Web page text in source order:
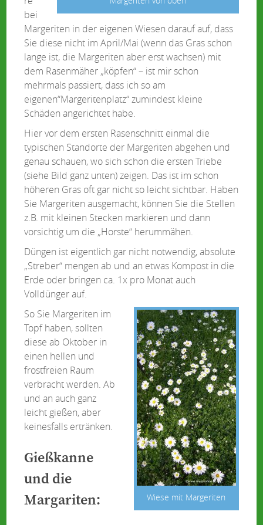
bei
Margeriten in der eigenen Wiesen darauf auf, dass
Sie diese nicht im April/Mai (wenn das Gras schon
lange ist, die Margeriten aber erst wachsen) mit
dem Rasenmäher „köpfen“ – ist mir schon
mehrmals passiert, dass ich so am
eigenen“Margeritenplatz“ zumindest kleine
Schäden angerichtet habe.
Hier vor dem ersten Rasenschnitt einmal die
typischen Standorte der Margeriten abgehen und
genau schauen, wo sich schon die ersten Triebe
(siehe Bild ganz unten) zeigen. Das ist im schon
höheren Gras oft gar nicht so leicht sichtbar. Haben
Sie Margeriten ausgemacht, können Sie die Stellen
z.B. mit kleinen Stecken markieren und dann
vorsichtig um die „Horste“ herummähen.
Düngen ist eigentlich gar nicht notwendig, absolute
„Streber“ mengen ab und an etwas Kompost in die
Erde oder bringen ca. 1x pro Monat auch
Volldünger auf.
Wiese mit Margeriten
So Sie Margeriten im
Topf haben, sollten
diese ab Oktober in
einen hellen und
frostfreien Raum
verbracht werden. Ab
und an auch ganz
leicht gießen, aber
keinesfalls ertränken.
Gießkanne
und die
Margariten: